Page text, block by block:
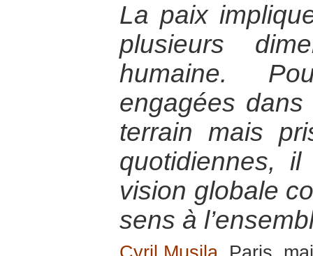
La paix
plusieurs
humaine.
engagées
terrain mais
quotidiennes, il
vision globale
sens à